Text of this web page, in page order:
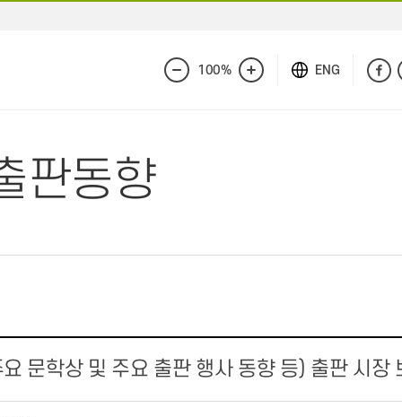
화
100%
화
ENG
판동향
문학상 및 주요 출판 행사 동향 등) 출판 시장